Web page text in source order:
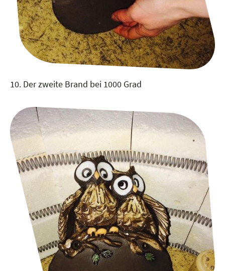
10. Der zweite Brand bei 1000 Grad